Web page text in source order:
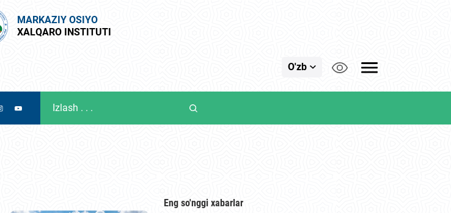
MARKAZIY OSIYO
XALQARO INSTITUTI
O'zb
Eng so'nggi xabarlar